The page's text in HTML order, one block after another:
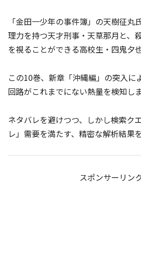
「金田一少年の事件簿」の天樹征丸
理力を持つ天才刑事・天草那月と、
を視ることができる高校生・四鬼夕
この10巻、新章「沖縄編」の突入に
回路がこれまでにない熱量を検知し
ネタバレを避けつつ、しかし検索ク
レ」需要を満たす、精密な解析結果
スポンサーリン